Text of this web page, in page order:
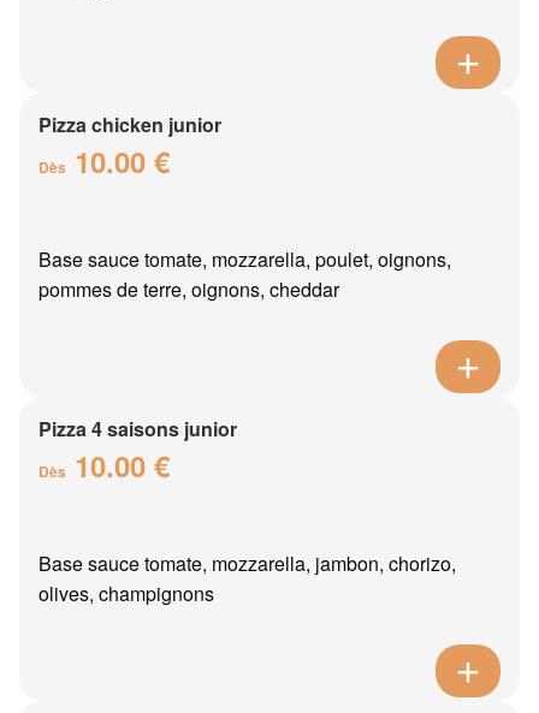
Pizza chicken junior
Dès 10.00 €
Base sauce tomate, mozzarella, poulet, oignons,
pommes de terre, oignons, cheddar
Pizza 4 saisons junior
Dès 10.00 €
Base sauce tomate, mozzarella, jambon, chorizo,
olives, champignons